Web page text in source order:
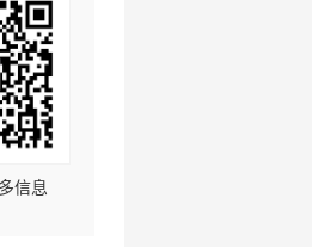
信息